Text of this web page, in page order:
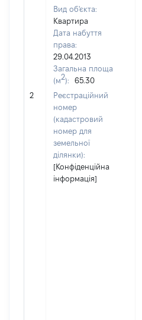
2
Вид об'єкта:
Квартира
Дата набуття
права:
29.04.2013
Загальна площа
(м2):
65.30
Реєстраційний
номер
(кадастровий
номер для
земельної
ділянки):
[Конфіденційна
інформація]